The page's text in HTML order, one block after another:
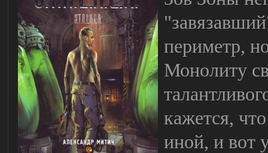
периметр,
Монолиту
кажется,
иной, и вот